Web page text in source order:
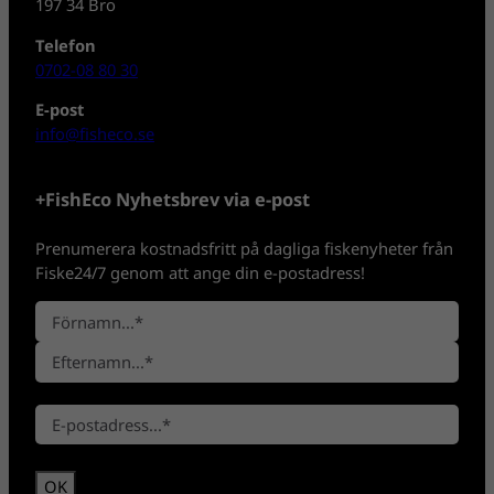
Telefon
0702-08 80 30
E-post
info@fisheco.se
+FishEco Nyhetsbrev via e-post
Prenumerera kostnadsfritt på dagliga fiskenyheter från
Fiske24/7 genom att ange din e-postadress!
N
a
n
*
F
ö
r
a
m
t
e
E
-